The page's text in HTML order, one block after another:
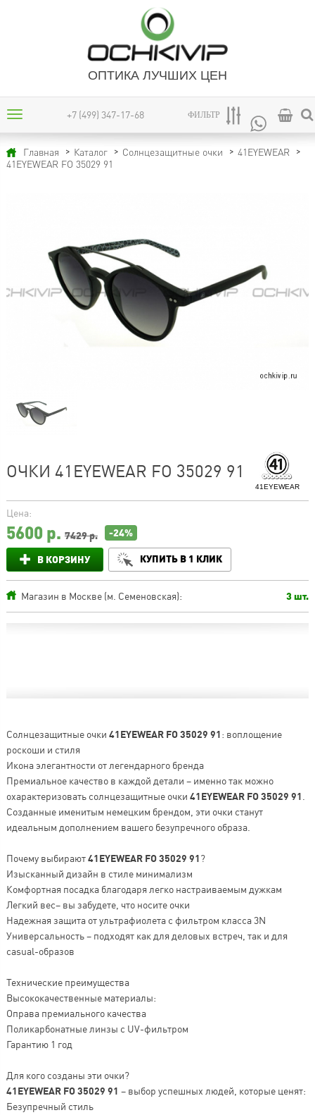
ОПТИКА ЛУЧШИХ ЦЕН
+7 (499) 347-17-68 ФИЛЬТР
Главная Каталог Солнцезащитные очки
41EYEWEAR
41EYEWEAR FO 35029 91
41EYEWEAR
ОЧКИ 41EYEWEAR FO 35029 91
Цена:
5600р. 7429 р. -24%
В КОРЗИНУ КУПИТЬ В 1 КЛИК
Магазин в Москве (м. Семеновская): 3 шт.
Солнцезащитные очки 41EYEWEAR FO 35029 91: воплощение
роскоши и стиля
Икона элегантности от легендарного бренда
Премиальное качество в каждой детали – именно так можно
охарактеризовать солнцезащитные очки 41EYEWEAR FO 35029 91.
Созданные именитым немецким брендом, эти очки станут
идеальным дополнением вашего безупречного образа.
Почему выбирают41EYEWEAR FO 35029 91?
Изысканный дизайн в стиле минимализм
Комфортная посадка благодаря легко настраиваемым дужкам
Легкий вес– вы забудете, что носите очки
Надежная защита от ультрафиолета с фильтром класса 3N
Универсальность – подходят как для деловых встреч, так и для
casual-образов
Технические преимущества
Высококачественные материалы:
Оправа премиального качества
Поликарбонатные линзы с UV-фильтром
Гарантию 1 год
Для кого созданы эти очки?
41EYEWEAR FO 35029 91 – выбор успешных людей, которые ценят:
Безупречный стиль